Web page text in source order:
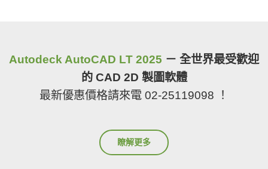
Autodeck AutoCAD LT 2025 － 全世界最受歡迎
的 CAD 2D 製圖軟體
最新優惠價格請來電 02-25119098 ！
瞭解更多